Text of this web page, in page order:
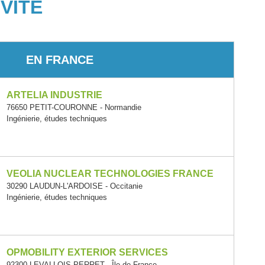
EN FRANCE
ARTELIA INDUSTRIE
76650 PETIT-COURONNE - Normandie
Ingénierie, études techniques
VEOLIA NUCLEAR TECHNOLOGIES FRANCE
30290 LAUDUN-L'ARDOISE - Occitanie
Ingénierie, études techniques
OPMOBILITY EXTERIOR SERVICES